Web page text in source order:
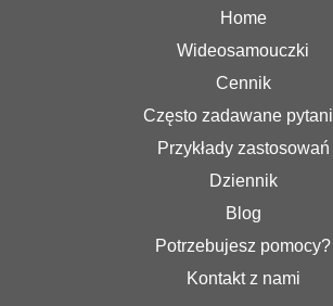
Home
Wideosamouczki
Cennik
Często zadawane
Przykłady zastosowań
Dziennik
Blog
Potrzebujesz pomocy?
Kontakt z nami